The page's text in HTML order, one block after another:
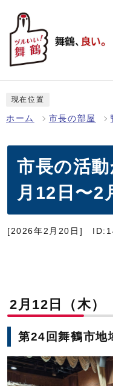
現在位置
ホーム 市長の部屋
市長の活
月12日〜2
[2026年2月20日]
2月12日（木）
第24回舞鶴市地